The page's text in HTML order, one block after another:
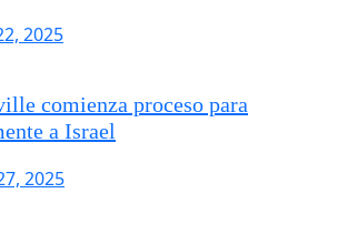
2025
comienza proceso para
a Israel
2025